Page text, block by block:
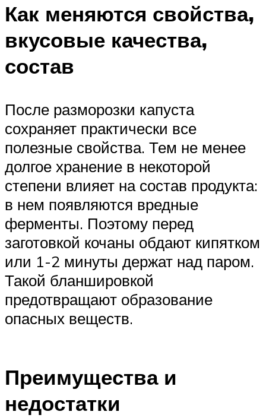
Как меняются свойства,
вкусовые качества,
состав
После разморозки капуста
сохраняет практически все
полезные свойства. Тем не менее
долгое хранение в некоторой
степени влияет на состав продукта:
в нем появляются вредные
ферменты. Поэтому перед
заготовкой кочаны обдают кипятком
или 1-2 минуты держат над паром.
Такой бланшировкой
предотвращают образование
опасных веществ.
Преимущества и
недостатки